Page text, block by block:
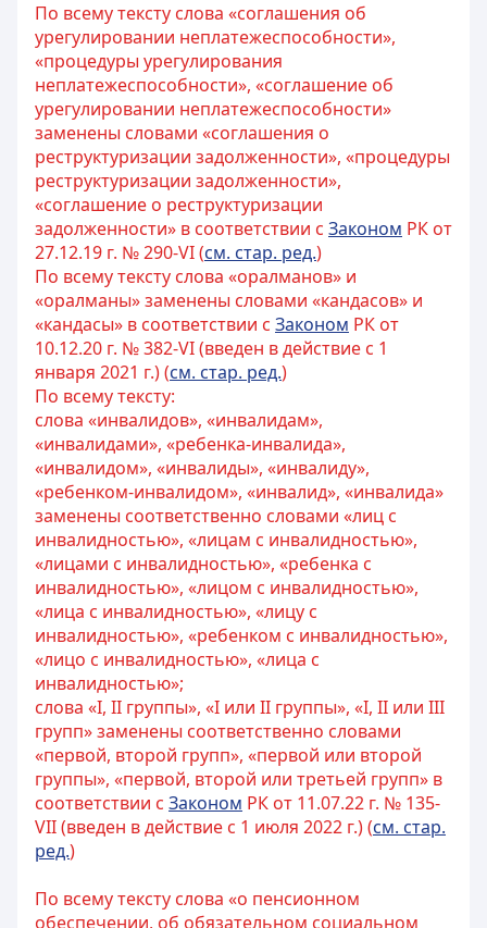
По всему тексту слова «соглашения об
урегулировании неплатежеспособности»,
«процедуры урегулирования
неплатежеспособности», «соглашение об
урегулировании неплатежеспособности»
заменены словами «соглашения о
реструктуризации задолженности», «процедуры
реструктуризации задолженности»,
«соглашение о реструктуризации
задолженности» в соответствии с Законом РК от
27.12.19 г. № 290-VI (см. стар. ред.)
По всему тексту слова «оралманов» и
«оралманы» заменены словами «кандасов» и
«кандасы» в соответствии с Законом РК от
10.12.20 г. № 382-VI (введен в действие с 1
января 2021 г.) (см. стар. ред.)
По всему тексту:
слова «инвалидов», «инвалидам»,
«инвалидами», «ребенка-инвалида»,
«инвалидом», «инвалиды», «инвалиду»,
«ребенком-инвалидом», «инвалид», «инвалида»
заменены соответственно словами «лиц с
инвалидностью», «лицам с инвалидностью»,
«лицами с инвалидностью», «ребенка с
инвалидностью», «лицом с инвалидностью»,
«лица с инвалидностью», «лицу с
инвалидностью», «ребенком с инвалидностью»,
«лицо с инвалидностью», «лица с
инвалидностью»;
слова «I, II группы», «I или II группы», «I, II или III
групп» заменены соответственно словами
«первой, второй групп», «первой или второй
группы», «первой, второй или третьей групп» в
соответствии с Законом РК от 11.07.22 г. № 135-
VII (введен в действие с 1 июля 2022 г.) (см. стар.
ред.)
По всему тексту слова «о пенсионном
обеспечении, об обязательном социальном